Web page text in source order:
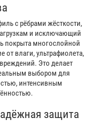
с рёбрами жёсткости,
и исключающий
покрыта многослойной
от влаги, ультрафиолета,
Это делает
выбором для
интенсивным
защита